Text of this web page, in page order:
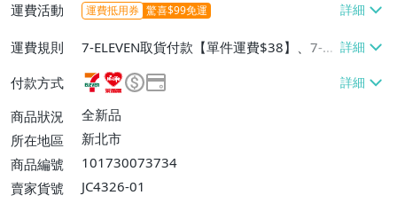
運費活動 運費抵用券 驚喜$99免運
運費規則
7-ELEVEN取貨付款【單件運費$38】、7-EL
EVEN取貨不付款【單件運費$38】、萊爾富
取貨付款【單件運費$60】、郵局掛號【單
件運費$100】、離島配送【單件運費$12
5】
付款方式
商品狀況
全新品
所在地區
新北市
商品編號
101730073734
賣家貨號
JC4326-01